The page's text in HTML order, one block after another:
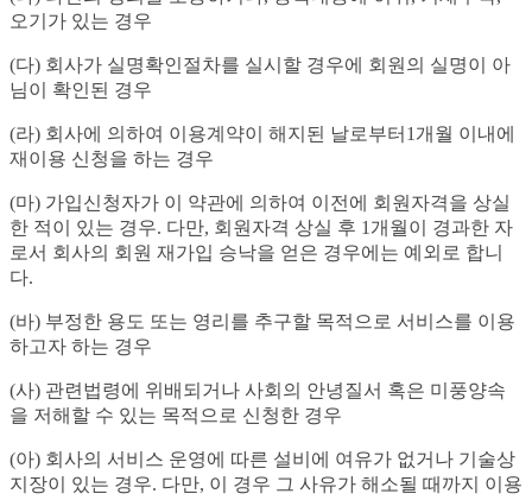
오기가 있는 경우
(다) 회사가 실명확인절차를 실시할 경우에 회원의 실명이 아
님이 확인된 경우
(라) 회사에 의하여 이용계약이 해지된 날로부터1개월 이내에
재이용 신청을 하는 경우
(마) 가입신청자가 이 약관에 의하여 이전에 회원자격을 상실
한 적이 있는 경우. 다만, 회원자격 상실 후 1개월이 경과한 자
로서 회사의 회원 재가입 승낙을 얻은 경우에는 예외로 합니
다.
(바) 부정한 용도 또는 영리를 추구할 목적으로 서비스를 이용
하고자 하는 경우
(사) 관련법령에 위배되거나 사회의 안녕질서 혹은 미풍양속
을 저해할 수 있는 목적으로 신청한 경우
(아) 회사의 서비스 운영에 따른 설비에 여유가 없거나 기술상
지장이 있는 경우. 다만, 이 경우 그 사유가 해소될 때까지 이용